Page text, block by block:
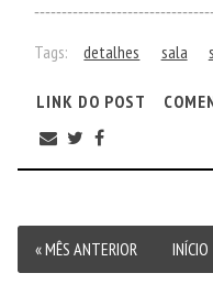
Tags: detalhes sala
LINK DO POST
« MÊS ANTERIOR INÍCIO